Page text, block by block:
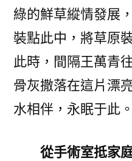
綠的鮮草縱情發展
裝點此中，將草原
此時，間隔王萬青
骨灰撒落在這片漂
水相伴，永眠于此。
從手術室抵家